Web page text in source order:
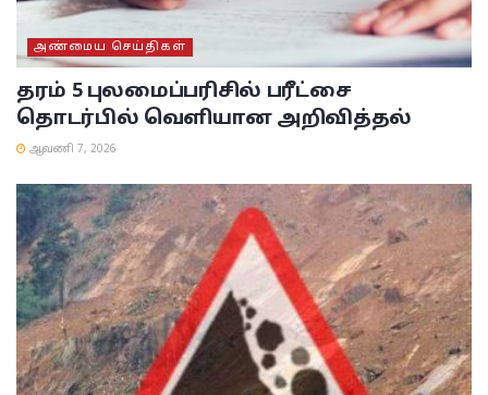
அண்மைய செய்திகள்
தரம் 5 புலமைப்பரிசில் பரீட்சை
தொடர்பில் வெளியான அறிவித்தல்
ஆவணி 7, 2026